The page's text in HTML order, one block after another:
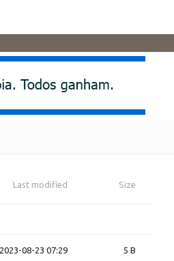
Last modified Size
2023-08-23 07:29 5 B